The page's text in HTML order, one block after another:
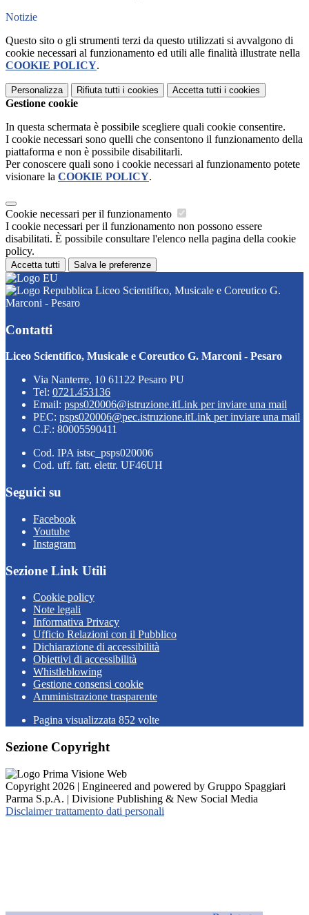
Notizie
Questo sito o gli strumenti terzi da questo utilizzati si avvalgono di
cookie necessari al funzionamento ed utili alle finalità illustrate nella
COOKIE POLICY.
Personalizza Rifiuta tutti i cookies Accetta tutti i cookies
Gestione cookie
In questa schermata è possibile scegliere quali cookie consentire.
I cookie necessari sono quelli che consentono il funzionamento della
piattaforma e non è possibile disabilitarli.
Per conoscere quali sono i cookie necessari al funzionamento potete
visionare la COOKIE POLICY.
Cookie necessari per il funzionamento
I cookie necessari per il funzionamento non possono essere
disabilitati. È possibile consultare l'elenco nella pagina della cookie
policy.
Accetta tutti Salva le preferenze
Liceo Scientifico, Musicale e Coreutico G.
Marconi - Pesaro
Contatti
Liceo Scientifico, Musicale e Coreutico G. Marconi - Pesaro
Via Nanterre, 10 61122 Pesaro PU
Tel: 0721.453136
Email: psps020006@istruzione.itLink per inviare una mail
PEC: psps020006@pec.istruzione.itLink per inviare una mail
C.F.: 80005590411
Cod. IPA istsc_psps020006
Cod. uff. fatt. elettr. UF46UH
Seguici su
Facebook
Youtube
Instagram
Sezione Link Utili
Cookie policy
Note legali
Informativa Privacy
Ufficio Relazioni con il Pubblico
Dichiarazione di accessibilità
Obiettivi di accessibilità
Whistleblowing
Gestione consensi cookie
Amministrazione trasparente
Pagina visualizzata 852 volte
Sezione Copyright
Copyright 2026 | Engineered and powered by Gruppo Spaggiari
Parma S.p.A. | Divisione Publishing & New Social Media
Disclaimer trattamento dati personali